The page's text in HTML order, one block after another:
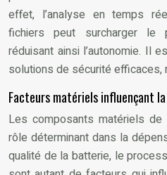
effet, l’analyse en temps
fichiers peut surcharger le
réduisant ainsi l’autonomie. Il
solutions de sécurité efficaces,
Facteurs matériels influençant la
Les composants matériels
rôle déterminant dans la
qualité de la batterie, le